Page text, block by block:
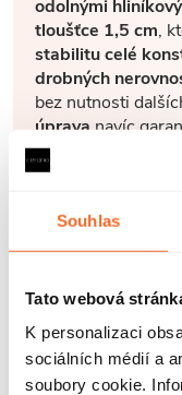
Souhlas
Tato webová
K personalizaci
sociálních médií a
soubory cookie.
odolnými
tloušťce 1,5 cm,
stabilitu celé
drobných
bez nutnosti
úpravanavíc
každodenním
prostředí..